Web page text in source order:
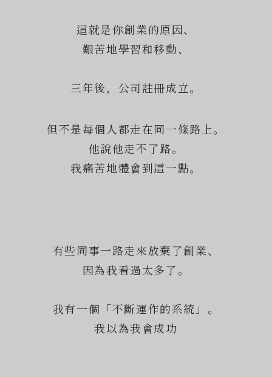
這就是你創業的原因、
艱苦地學習和移動、
三年後，公司註冊成立。
但不是每個人都走在同一條路上。
他說他走不了路。
我痛苦地體會到這一點。
有些同事一路走來放棄了創業、
因為我看過太多了。
我有一個「不斷運作的系統」。
我以為我會成功